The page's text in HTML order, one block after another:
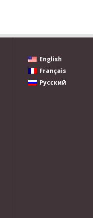
English
Français
Русский